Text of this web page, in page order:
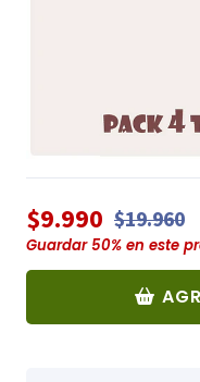
$9.990 $19.960
Guardar50% en este